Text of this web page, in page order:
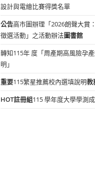
設計與電繪比賽得獎名單
公告高市圖辦理「2026朗聲大賞
徵選活動」之活動辦法圖書館
轉知115年 度「周產期高風險孕
明」
重要115繁星推薦校內選填說明教
HOT註冊組115 學年度大學學測